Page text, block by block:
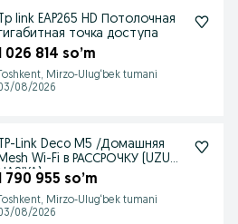
Tp link EAP265 HD Потолочная
точка доступа
026 814 so’m
Toshkent, Mirzo-Ulug‘bek tumani
08/2026
TP-Link Deco M5 /Домашняя
Wi-Fi в РАССРОЧКУ (UZUM
790 955 so’m
Toshkent, Mirzo-Ulug‘bek tumani
08/2026